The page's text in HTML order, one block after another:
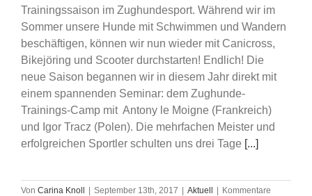
Trainingssaison im Zughundesport. Während wir im
Sommer unsere Hunde mit Schwimmen und Wandern
beschäftigen, können wir nun wieder mit Canicross,
Bikejöring und Scooter durchstarten! Endlich! Die
neue Saison begannen wir in diesem Jahr direkt mit
einem spannenden Seminar: dem Zughunde-
Trainings-Camp mit Antony le Moigne (Frankreich)
und Igor Tracz (Polen). Die mehrfachen Meister und
erfolgreichen Sportler schulten uns drei Tage [...]
Von Carina Knoll | September 13th, 2017 | Aktuell | Kommentare